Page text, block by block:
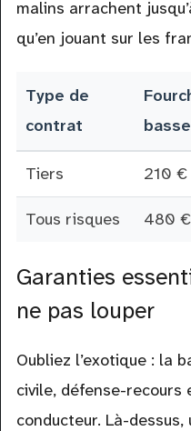
malins arrachent
qu’en jouant sur les
Type de
contrat
basse
Tiers 210 €
Tous risques 480 €
Garanties
ne pas louper
Oubliez l’exotique : la
civile, défense-
conducteur. Là-